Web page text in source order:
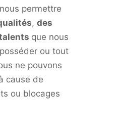
permettre
, des
que nous
ou tout
ne pouvons
cause de
ou blocages